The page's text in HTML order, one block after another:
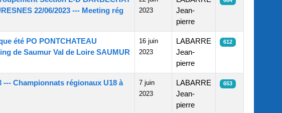
22/06/2023 --- Meeting rég
2023
Jean-
pierre
été PO PONTCHATEAU
de Saumur Val de Loire SAUMUR
16 juin
2023
LABARRE
Jean-
pierre
612
--- Championnats régionaux U18 à
7 juin
2023
LABARRE
Jean-
pierre
653